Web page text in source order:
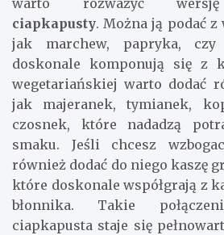
warto rozważyć wersję
ciapkapusty. Można ją podać
jak marchew, papryka,
doskonale komponują się z
wegetariańskiej warto dodać
jak majeranek, tymianek,
czosnek, które nadadzą
smaku. Jeśli chcesz
również dodać do niego kaszę
które doskonale współgrają z
błonnika. Takie
ciapkapusta staje się